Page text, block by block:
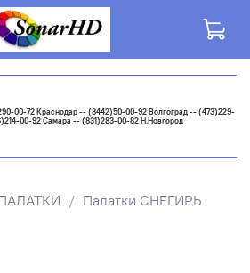
00-72 Краснодар -- (8442)50-00-92 Волгоград -- (473)229-
00-92 Самара -- (831)283-00-82 Н.Новгород
Палатки СНЕГИРЬ